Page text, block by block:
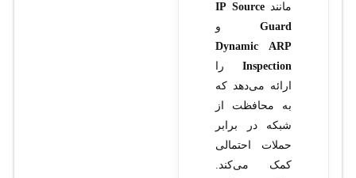
مانندIP Source
Guardو
Dynamic ARP
Inspectionرا
ارائه می‌دهد که
به محافظت از
شبکه در برابر
حملات احتمالی
کمک می‌کند.